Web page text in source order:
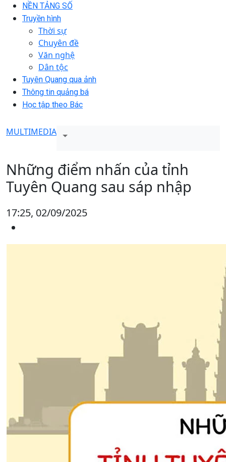
NỀN TẢNG SỐ
Truyền hình
Thời sự
Chuyên đề
Văn nghệ
Dân tộc
Tuyên Quang qua ảnh
Thông tin quảng bá
Học tập theo Bác
MULTIMEDIA
Những điểm nhấn của tỉnh
Tuyên Quang sau sáp nhập
17:25, 02/09/2025